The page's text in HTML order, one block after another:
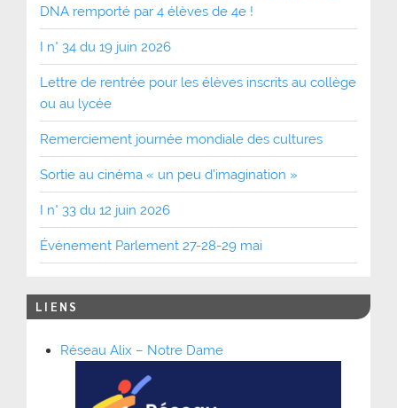
DNA remporté par 4 élèves de 4e !
I n° 34 du 19 juin 2026
Lettre de rentrée pour les élèves inscrits au collège
ou au lycée
Remerciement journée mondiale des cultures
Sortie au cinéma « un peu d’imagination »
I n° 33 du 12 juin 2026
Événement Parlement 27-28-29 mai
LIENS
Réseau Alix – Notre Dame